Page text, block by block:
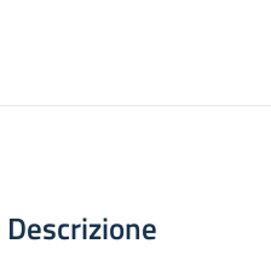
Descrizione